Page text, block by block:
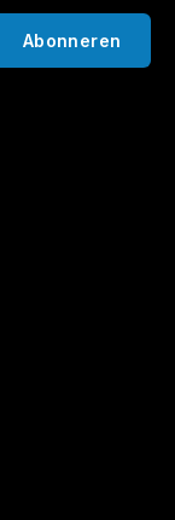
Abonneren